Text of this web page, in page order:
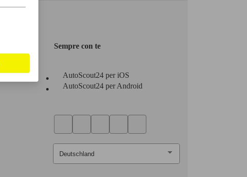
Sempre con te
AutoScout24 per iOS
AutoScout24 per Android